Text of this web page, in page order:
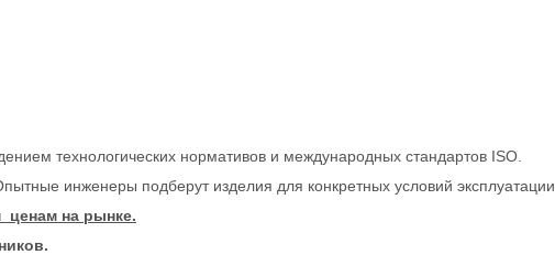
технологических нормативов и международных стандартов ISO.
инженеры подберут изделия для конкретных условий эксплуатации.
ценам на рынке.